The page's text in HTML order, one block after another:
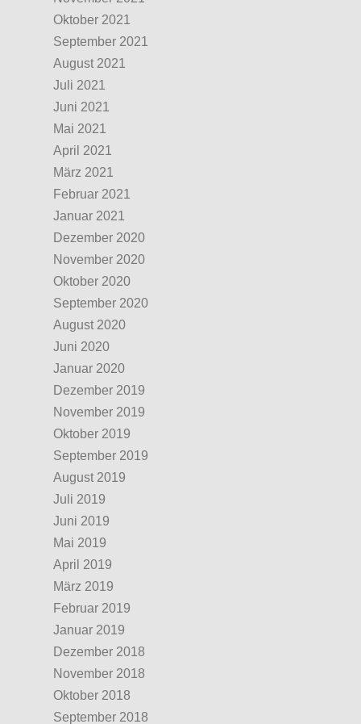
Oktober 2021
September 2021
August 2021
Juli 2021
Juni 2021
Mai 2021
April 2021
März 2021
Februar 2021
Januar 2021
Dezember 2020
November 2020
Oktober 2020
September 2020
August 2020
Juni 2020
Januar 2020
Dezember 2019
November 2019
Oktober 2019
September 2019
August 2019
Juli 2019
Juni 2019
Mai 2019
April 2019
März 2019
Februar 2019
Januar 2019
Dezember 2018
November 2018
Oktober 2018
September 2018